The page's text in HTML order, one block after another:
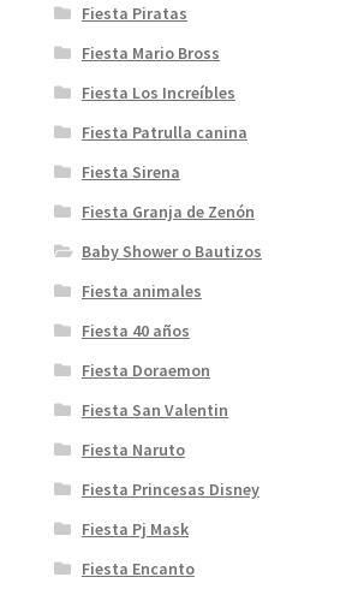
Fiesta Piratas
Fiesta Mario Bross
Fiesta Los Increíbles
Fiesta Patrulla canina
Fiesta Sirena
Fiesta Granja de Zenón
Baby Shower o Bautizos
Fiesta animales
Fiesta 40 años
Fiesta Doraemon
Fiesta San Valentin
Fiesta Naruto
Fiesta Princesas Disney
Fiesta Pj Mask
Fiesta Encanto